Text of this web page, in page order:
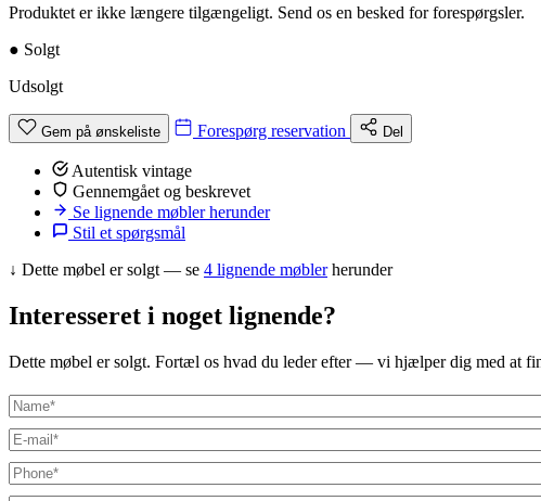
Produktet er ikke længere tilgængeligt. Send os en besked for forespørgsler.
● Solgt
Udsolgt
Gem på ønskeliste Forespørg reservation Del
Autentisk vintage
Gennemgået og beskrevet
Se lignende møbler herunder
Stil et spørgsmål
↓ Dette møbel er solgt — se 4 lignende møblerherunder
Interesseret i noget lignende?
Dette møbel er solgt. Fortæl os hvad du leder efter — vi hjælper dig med at